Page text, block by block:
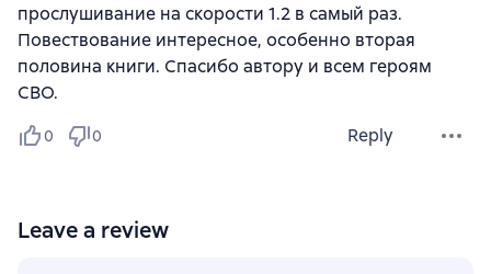
прослушивание на скорости 1.2 в самый раз.
Повествование интересное, особенно вторая
половина книги. Спасибо автору и всем героям
СВО.
0 0 Reply
Leave a review